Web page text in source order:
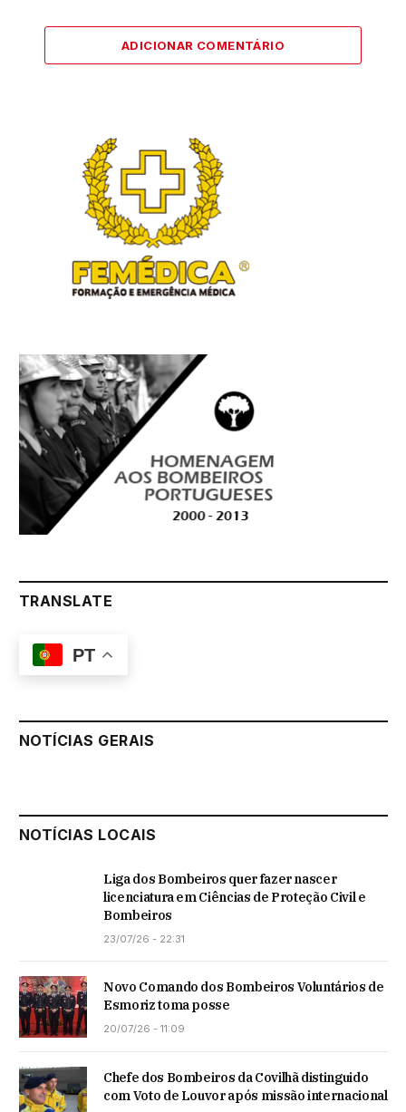
ADICIONAR COMENTÁRIO
TRANSLATE
PT
NOTÍCIAS GERAIS
NOTÍCIAS LOCAIS
Liga dos Bombeiros quer fazer nascer
licenciatura em Ciências de Proteção Civil e
Bombeiros
23/07/26 - 22:31
Novo Comando dos Bombeiros Voluntários de
Esmoriz toma posse
20/07/26 - 11:09
Chefe dos Bombeiros da Covilhã distinguido
com Voto de Louvor após missão internacional